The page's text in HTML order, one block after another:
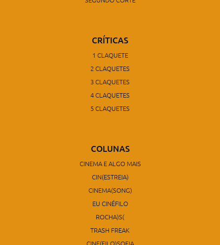
CRÍTICAS
1 CLAQUETE
2 CLAQUETES
3 CLAQUETES
4 CLAQUETES
5 CLAQUETES
COLUNAS
CINEMA E ALGO MAIS
CIN(ESTREIA)
CINEMA(SONG)
EU CINÉFILO
ROCHA)S(
TRASH FREAK